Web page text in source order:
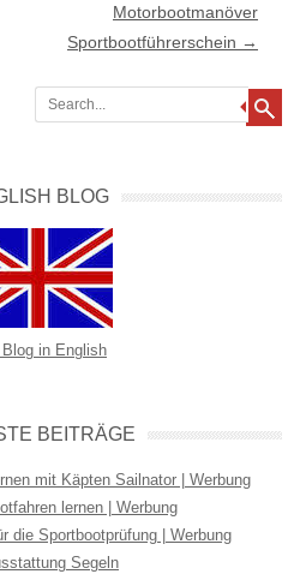
Motorbootmanöver
Sportbootführerschein →
Search
BLOG
in English
BEITRÄGE
mit Käpten Sailnator | Werbung
lernen | Werbung
die Sportbootprüfung | Werbung
Segeln